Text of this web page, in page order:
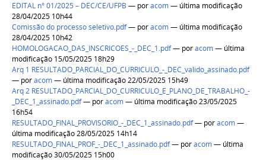
EDITAL n° 01/2025 – DEC/CE/UFPB — poracom— última modificação
28/04/2025 10h44
Comissão do processo seletivo.pdf— poracom— última modificação
28/04/2025 10h42
HOMOLOGACAO_DAS_INSCRICOES_-_DEC_1.pdf— poracom— última
modificação 15/05/2025 18h29
Arq 1 RESULTADO_PARCIAL_DO_CURRICULO_-_DEC_valido_assinado.pdf
— poracom— última modificação 22/05/2025 15h49
Arq 2 RESULTADO_PARCIAL_DO_CURRICULO_E_PLANO_DE_TRABALHO_-
_DEC_1_assinado.pdf— poracom— última modificação 23/05/2025
16h54
RESULTADO_FINAL_PROVISORIO_-_DEC_1_assinado.pdf— poracom—
última modificação 28/05/2025 14h14
RESULTADO_FINAL_PROF_-_DEC_1_assinado.pdf— poracom— última
modificação 30/05/2025 15h00